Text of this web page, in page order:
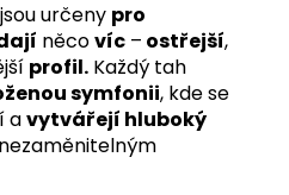
jsou určeny pro
něcovíc – ostřejší,
profil. Každý tah
symfonii, kde se
avytvářejí hluboký